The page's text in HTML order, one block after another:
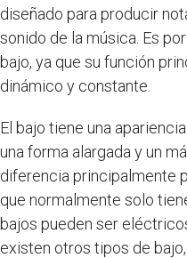
diseñado para producir
sonido de la música. Es
bajo, ya que su función
dinámico y constante.
El bajo tiene una
una forma alargada y un
diferencia principalmente
que normalmente solo
bajos pueden ser
existen otros tipos de